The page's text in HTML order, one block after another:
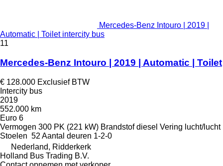
Mercedes-Benz Intouro | 2019 |
Automatic | Toilet intercity bus
11
Mercedes-Benz Intouro | 2019 | Automatic | Toilet
€ 128.000 Exclusief BTW
Intercity bus
2019
552.000 km
Euro 6
Vermogen 300 PK (221 kW) Brandstof diesel Vering lucht/lucht
Stoelen 52 Aantal deuren 1-2-0
Nederland, Ridderkerk
Holland Bus Trading B.V.